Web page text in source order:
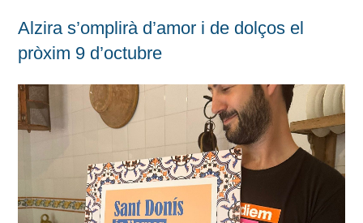
Alzira s’omplirà d’amor i de dolços el
pròxim 9 d’octubre